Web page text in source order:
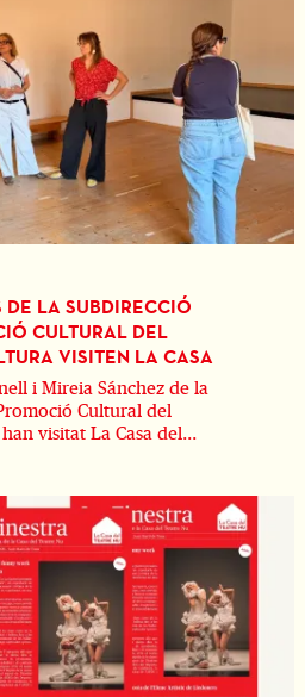
DE LA SUBDIRECCIÓ
CULTURAL DEL
VISITEN LA CASA
i Mireia Sánchez de la
Cultural del
visitat La Casa del...